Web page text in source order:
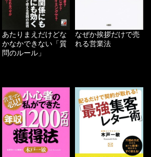
あたりまえだけどな
かなかできない「質
問のルール」
なぜか挨拶だけで売
れる営業法